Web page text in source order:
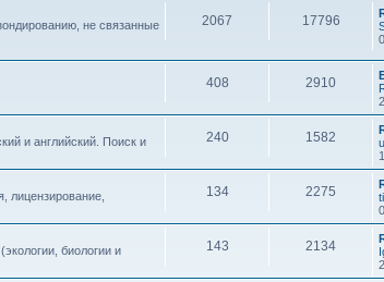
не связанные
2067 17796
408 2910
и английский. Поиск и
240 1582
лицензирование,
134 2275
биологии и
143 2134